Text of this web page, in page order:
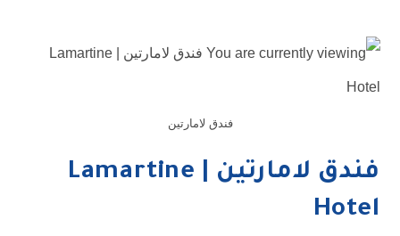
فندق لامارتين
فندق لامارتين | Lamartine
Hotel